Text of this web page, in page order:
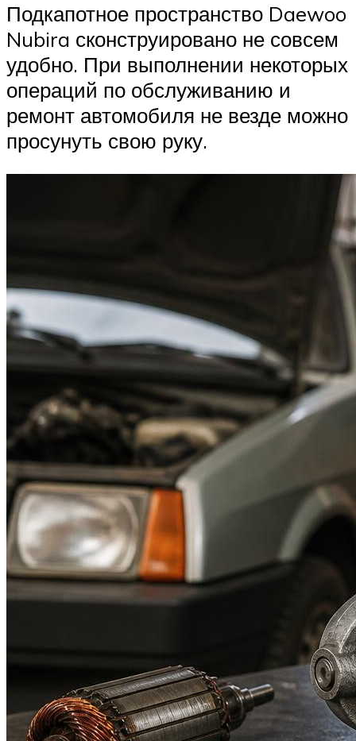
Подкапотное пространство Daewoo
Nubira сконструировано не совсем
удобно. При выполнении некоторых
операций по обслуживанию и
ремонт автомобиля не везде можно
просунуть свою руку.